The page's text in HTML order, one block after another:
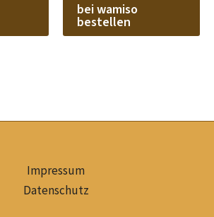
bei wamiso
bestellen
Impressum
Datenschutz